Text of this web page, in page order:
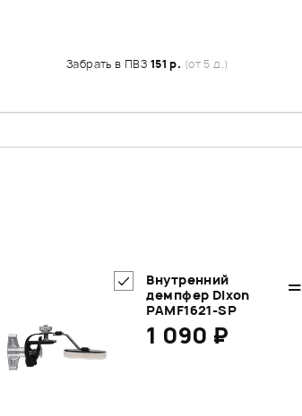
Забрать в ПВЗ 151 р. (от 5 д.)
Внутренний
демпфер Dixon
PAMF1621-SP
1 090 ₽
=